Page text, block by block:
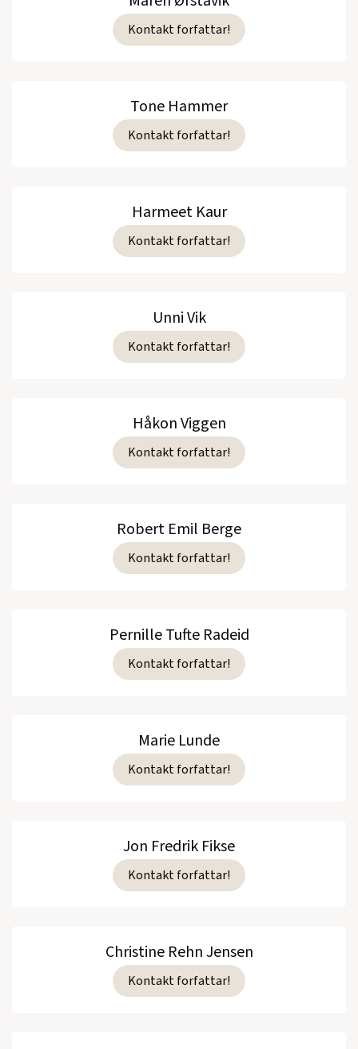
Kontakt forfattar!
Tone Hammer
Kontakt forfattar!
Harmeet Kaur
Kontakt forfattar!
Unni Vik
Kontakt forfattar!
Håkon Viggen
Kontakt forfattar!
Robert Emil Berge
Kontakt forfattar!
Pernille Tufte Radeid
Kontakt forfattar!
Marie Lunde
Kontakt forfattar!
Jon Fredrik Fikse
Kontakt forfattar!
Christine Rehn Jensen
Kontakt forfattar!